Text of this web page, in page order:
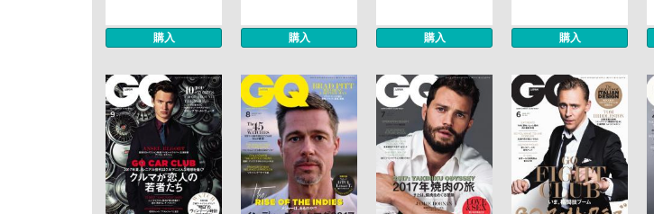
購入 購入 購入 購入